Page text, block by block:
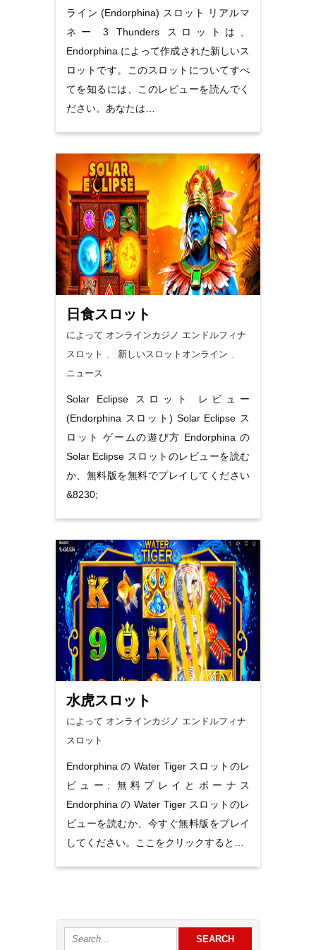
ライン (Endorphina) スロット リアルマ
ネー 3 Thunders スロットは、
Endorphina によって作成された新しいス
ロットです。このスロットについてすべ
てを知るには、このレビューを読んでく
ださい。あなたは…
日食スロット
によって オンラインカジノ エンドルフィナ
スロット
新しいスロットオンライン
ニュース
Solar Eclipse スロット レビュー
(Endorphina スロット) Solar Eclipse ス
ロット ゲームの遊び方 Endorphina の
Solar Eclipse スロットのレビューを読む
か、無料版を無料でプレイしてください
&8230;
水虎スロット
によって オンラインカジノ エンドルフィナ
スロット
Endorphina の Water Tiger スロットのレ
ビュー: 無料プレイとボーナス
Endorphina の Water Tiger スロットのレ
ビューを読むか、今すぐ無料版をプレイ
してください。ここをクリックすると…